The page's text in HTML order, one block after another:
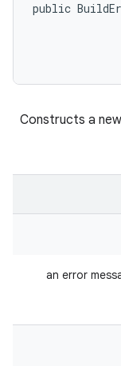
public
Constructs a
: an error